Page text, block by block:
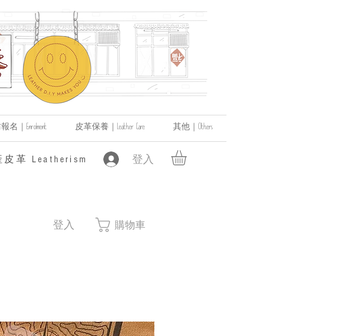
名｜Enrolment 皮革保養｜Leather Care 其他｜Others
登入
皮革 Leatherism
登入 購物車